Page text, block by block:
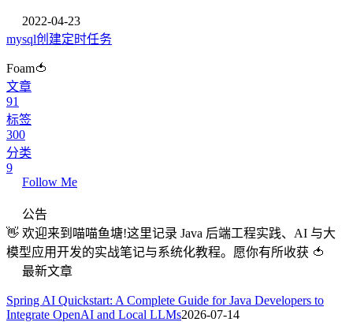
2022-04-23
mysql创建定时任务
Foam🍅
文章
91
标签
300
分类
9
Follow Me
公告
👋 欢迎来到喵喵鱼塘!这里记录 Java 后端工程实践、AI 与大
模型应用开发的实战笔记与系统化教程。愿你有所收获 🍅
最新文章
Spring AI Quickstart: A Complete Guide for Java Developers to
Integrate OpenAI and Local LLMs2026-07-14